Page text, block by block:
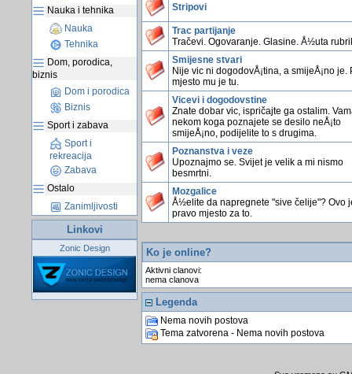
Nauka i tehnika
Nauka
Tehnika
Dom, porodica,
biznis
Dom i porodica
Biznis
Sport i zabava
Sport i
rekreacija
Zabava
Ostalo
Zanimljivosti
Linkovi
Zonic Design
Stripovi
Trac partijanje
Tračevi. Ogovaranje. Glasine. Å½uta
Smijesne stvari
Nije vic ni dogodovÅ¡tina, a smijeÅ¡no je.
mjesto mu je tu.
Vicevi i dogodovstine
Znate dobar vic, ispričajte ga ostalim.
nekom koga poznajete se desilo neÅ¡to
smijeÅ¡no, podijelite to s drugima.
Poznanstva i veze
Upoznajmo se. Svijet je velik a mi nismo
besmrtni.
Mozgalice
Å½elite da napregnete "sive čelije"? Ovo
pravo mjesto za to.
Ko je online?
Aktivni clanovi:
nema clanova
Legenda
Nema novih postova
Tema zatvorena - Nema novih postova